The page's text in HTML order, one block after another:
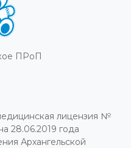
ПРоП
лицензия №
28.06.2019 года
Архангельской